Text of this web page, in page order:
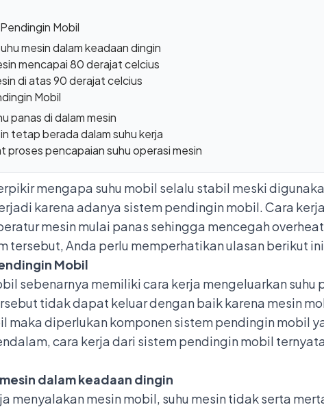
Mobil
mesin dalam keadaan dingin
mencapai 80 derajat celcius
di atas 90 derajat celcius
Mobil
panas di dalam mesin
tetap berada dalam suhu kerja
proses pencapaian suhu operasi mesin
mengapa suhu mobil selalu stabil meski
karena adanya sistem pendingin mobil. Cara
mesin mulai panas sehingga mencegah
tersebut, Anda perlu memperhatikan ulasan berikut
Mobil
sebenarnya memiliki cara kerja mengeluarkan suhu
tidak dapat keluar dengan baik karena mesin
maka diperlukankomponen sistem pendingin mobil
cara kerja dari sistem pendingin mobil
dalam keadaan dingin
menyalakan mesin mobil, suhu mesin tidak serta